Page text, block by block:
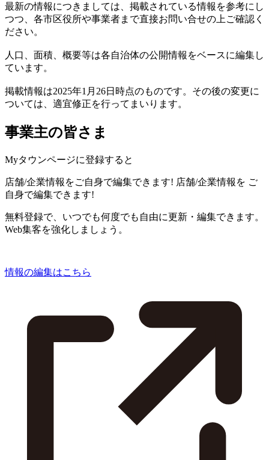
最新の情報につきましては、掲載されている情報を参考にし
つつ、各市区役所や事業者まで直接お問い合せの上ご確認く
ださい。
人口、面積、概要等は各自治体の公開情報をベースに編集し
ています。
掲載情報は2025年1月26日時点のものです。その後の変更に
ついては、適宜修正を行ってまいります。
事業主の皆さま
Myタウンページに登録すると
店舗/企業情報をご自身で編集できます! 店舗/企業情報を ご
自身で編集できます!
無料登録で、いつでも何度でも自由に更新・編集できます。
Web集客を強化しましょう。
情報の編集はこちら